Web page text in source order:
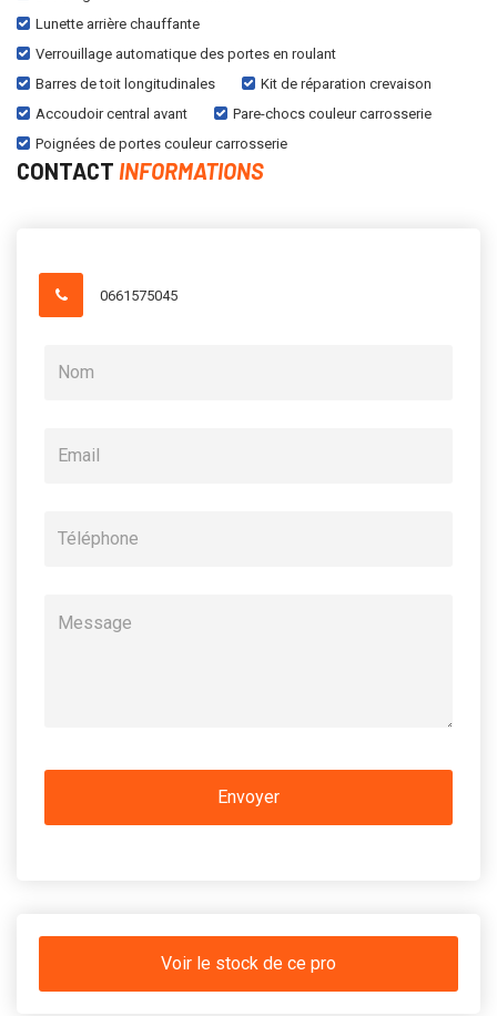
Lunette arrière chauffante
Verrouillage automatique des portes en roulant
Barres de toit longitudinales
Kit de réparation crevaison
Accoudoir central avant
Pare-chocs couleur carrosserie
Poignées de portes couleur carrosserie
CONTACT INFORMATIONS
0661575045
Voir le stock de ce pro